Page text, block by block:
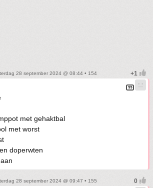
28 september 2024 @ 08:44 • 154
met gehaktbal
met worst
doperwten
28 september 2024 @ 09:47 • 155